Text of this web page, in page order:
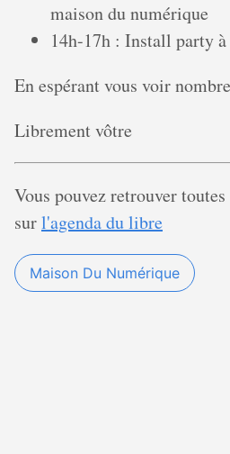
maison du numérique
14h-17h : Install party
En espérant vous voir
Librement vôtre
Vous pouvez retrouver
surl'agenda du libre
Maison Du Numérique